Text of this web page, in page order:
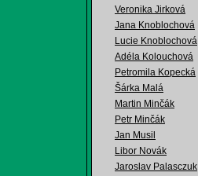
Veronika Jirková
Jana Knoblochová
Lucie Knoblochová
Adéla Kolouchová
Petromila Kopecká
Šárka Malá
Martin Minčák
Petr Minčák
Jan Musil
Libor Novák
Jaroslav Palasczuk